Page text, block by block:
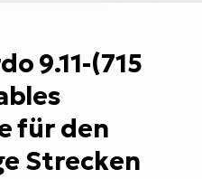
9.11-(715
für den
Strecken